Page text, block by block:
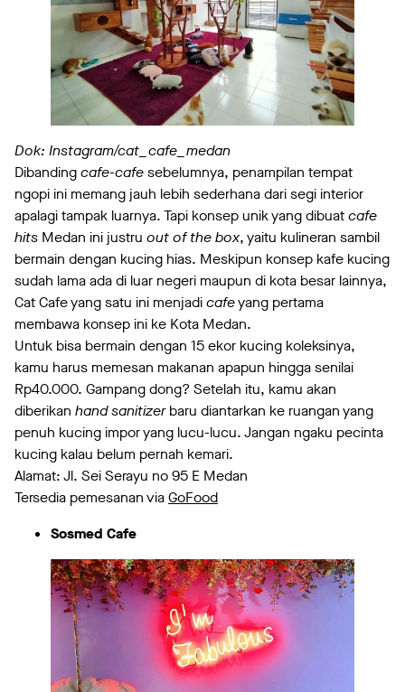
Dok: Instagram/cat_cafe_medan
Dibandingcafe-cafesebelumnya, penampilan tempat
ngopi ini memang jauh lebih sederhana dari segi interior
apalagi tampak luarnya. Tapi konsep unik yang dibuatcafe
hits Medan ini justru out of the box, yaitu kulineran sambil
bermain dengan kucing hias. Meskipun konsep kafe kucing
sudah lama ada di luar negeri maupun di kota besar lainnya,
Cat Cafe yang satu ini menjadicafeyang pertama
membawa konsep ini ke Kota Medan.
Untuk bisa bermain dengan 15 ekor kucing koleksinya,
kamu harus memesan makanan apapun hingga senilai
Rp40.000. Gampang dong? Setelah itu, kamu akan
diberikan hand sanitizerbaru diantarkan ke ruangan yang
penuh kucing impor yang lucu-lucu. Jangan ngaku pecinta
kucing kalau belum pernah kemari.
Alamat: Jl. Sei Serayu no 95 E Medan
Tersedia pemesanan viaGoFood
Sosmed Cafe